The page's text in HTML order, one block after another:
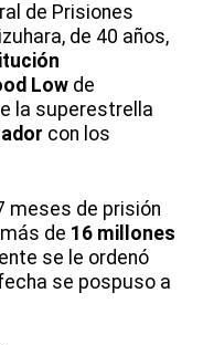
de Prisiones
de 40 años,
Low de
la superestrella
con los
meses de prisión
de 16 millones
se le ordenó
se pospuso a